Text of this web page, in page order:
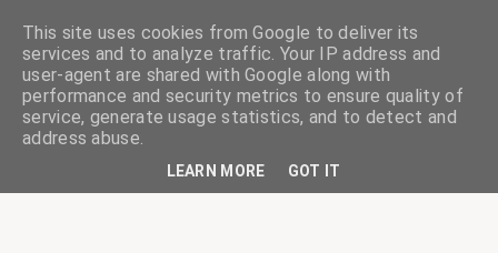
ciskaságok
This site uses cookies from Google to deliver its
services and to analyze traffic. Your IP address and
user-agent are shared with Google along with
performance and security metrics to ensure quality of
service, generate usage statistics, and to detect and
address abuse.
LEARN MORE GOT IT